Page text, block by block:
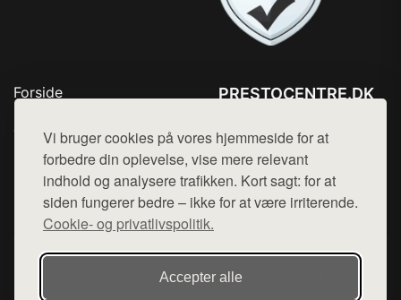
Vi bruger cookies på vores hjemmeside for at
forbedre din oplevelse, vise mere relevant
indhold og analysere trafikken. Kort sagt: for at
siden fungerer bedre – ikke for at være irriterende.
Cookie- og privatlivspolitik.
Accepter alle
Forside
Top Rabatter
Kontakt
PRESTOCENTRE.DK
Mail: hej@want.dk
Cookie- og privatlivspolitik
Denne side er en del af want.dk, der udgiver en række
hjemmesider med præsentation af forskellige produkter fra